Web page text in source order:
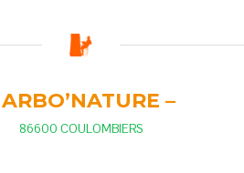
–
86600 COULOMBIERS